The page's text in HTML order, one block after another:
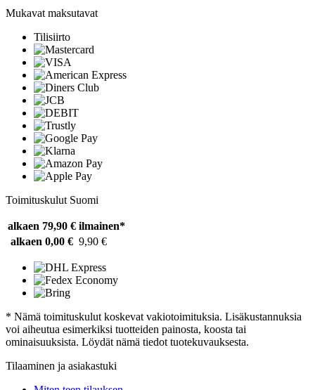
Mukavat maksutavat
Tilisiirto
Toimituskulut Suomi
alkaen 79,90 € ilmainen*
alkaen 0,00 € 9,90 €
* Nämä toimituskulut koskevat vakiotoimituksia. Lisäkustannuksia
voi aiheutua esimerkiksi tuotteiden painosta, koosta tai
ominaisuuksista. Löydät nämä tiedot tuotekuvauksesta.
Tilaaminen ja asiakastuki